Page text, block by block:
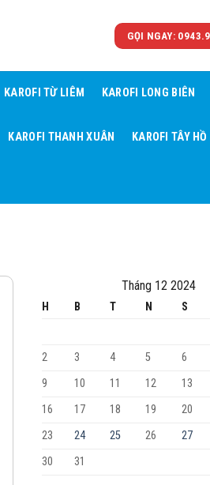
GỌI NGAY:
KAROFI TỪ LIÊM KAROFI LONG BIÊN
KAROFI THANH XUÂN KAROFI TÂY HỒ
Tháng 12 2024
H B T N S
2
3 4 5 6
9
10 11 12 13
16
17 18 19 20
23
24 25 26 27
30
31